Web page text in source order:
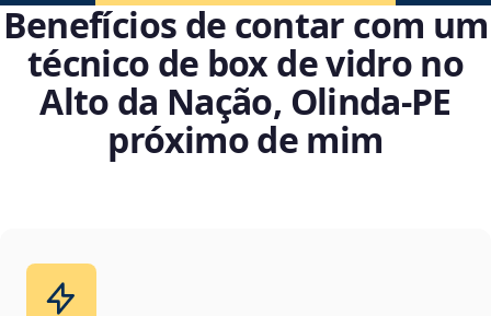
Benefícios de contar com um
técnico de box de vidro no
Alto da Nação, Olinda‑PE
próximo de mim